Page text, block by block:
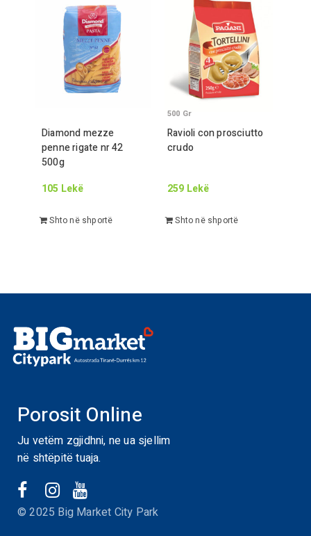
Diamond mezze
penne rigate nr42
500g
105 Lekë
Shto në shportë
Ravioli con prosciutto
crudo
500 Gr
259 Lekë
Shto në shportë
Porosit Online
Ju vetëm zgjidhni, ne ua sjellim
në shtëpitë tuaja.
© 2025 Big Market City Park